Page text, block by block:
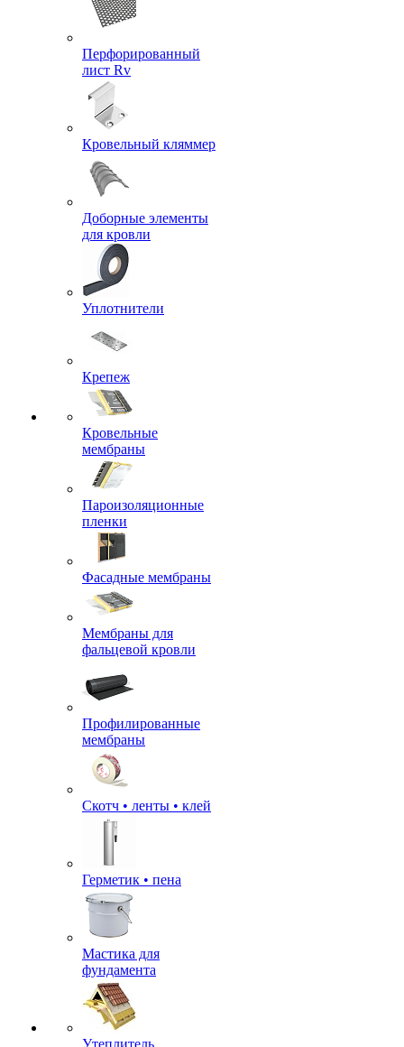
Перфорированный
лист Rv
Кровельный кляммер
Доборные элементы
для кровли
Уплотнители
Крепеж
Кровельные
мембраны
Пароизоляционные
пленки
Фасадные мембраны
Мембраны для
фальцевой кровли
Профилированные
мембраны
Скотч • ленты • клей
Герметик • пена
Мастика для
фундамента
Утеплитель